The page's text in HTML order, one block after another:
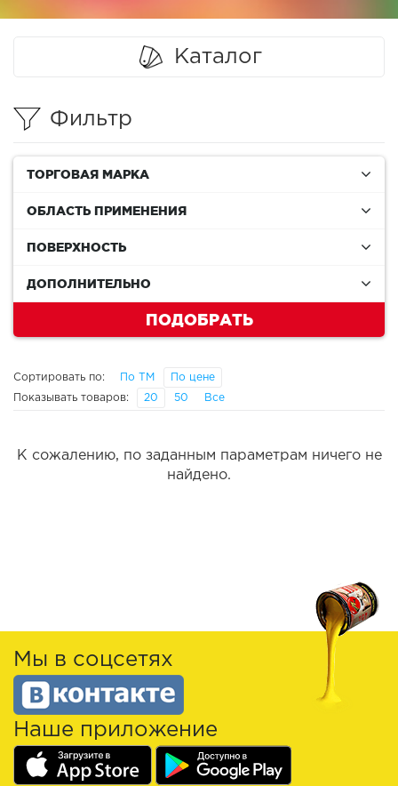
Каталог
Фильтр
ТОРГОВАЯ МАРКА
ОБЛАСТЬ ПРИМЕНЕНИЯ
ПОВЕРХНОСТЬ
ДОПОЛНИТЕЛЬНО
ПОДОБРАТЬ
Сортировать по: По ТМ По цене
Показывать товаров: 20 50 Все
К сожалению, по заданным параметрам ничего не
найдено.
Мы в соцсетях
Наше приложение